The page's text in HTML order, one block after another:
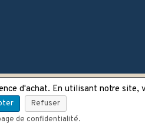
d'achat. En utilisant notre site,
Refuser
de confidentialité.